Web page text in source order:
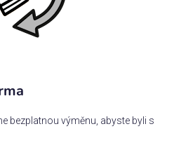
bezplatnou výměnu, abyste byli s